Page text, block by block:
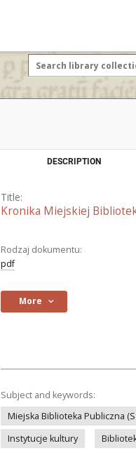
DESCRIPTION
Title:
Kronika Miejskiej
Rodzaj dokumentu:
pdf
More
Subject and keywords:
Miejska Biblioteka Publiczna
Instytucje kultury